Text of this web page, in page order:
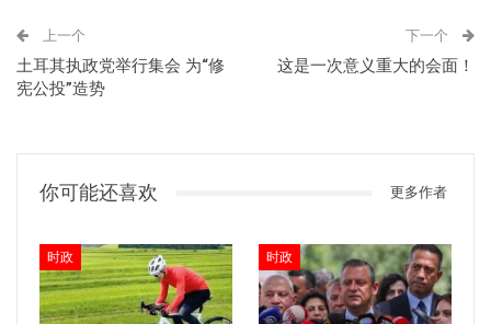
上一个
土耳其执政党举行集会 为“修
宪公投”造势
下一个
这是一次意义重大的会面！
你可能还喜欢 更多作者
时政 时政